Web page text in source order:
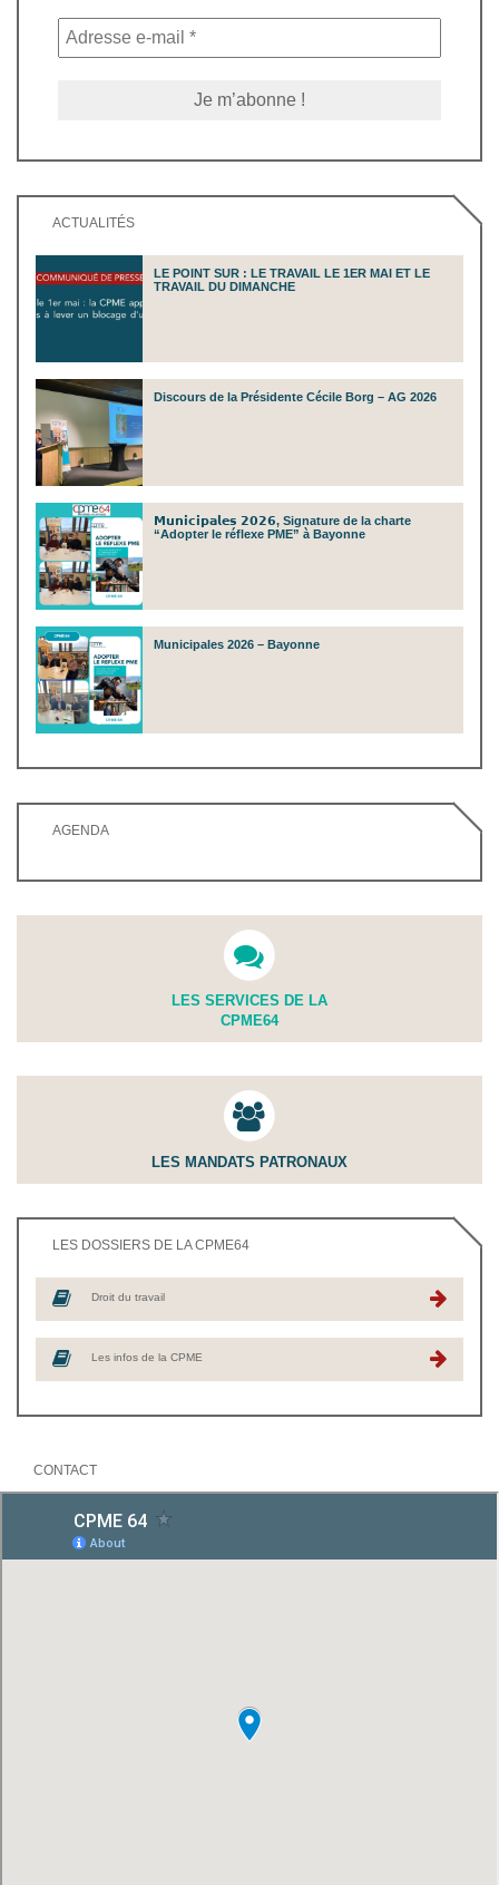
ACTUALITÉS
LE POINT SUR : LE TRAVAIL LE 1ER MAI ET LE
TRAVAIL DU DIMANCHE
Discours de la Présidente Cécile Borg – AG 2026
𝗠𝘂𝗻𝗶𝗰𝗶𝗽𝗮𝗹𝗲𝘀 𝟮𝟬𝟮𝟲, Signature de la charte
“Adopter le réflexe PME” à Bayonne
Municipales 2026 – Bayonne
AGENDA
LES SERVICES DE LA
CPME64
LES MANDATS PATRONAUX
LES DOSSIERS DE LA CPME64
Droit du travail
Les infos de la CPME
CONTACT